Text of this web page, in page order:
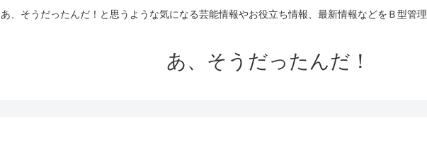
あ、そうだったんだ！と思うような気になる芸能情報やお役立ち情報、最新情報などをＢ型管
あ、そうだったんだ！